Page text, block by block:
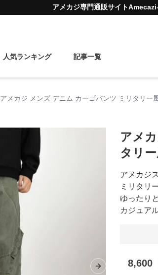
アメカジ専門通販サイト
人気ランキング 記事一覧
アメカジ メンズ デニム カーゴパンツ ミリタリー
Next slide
アメ
タリ
アメカジ
ミリタリ
ゆったり
カジュア
8,600